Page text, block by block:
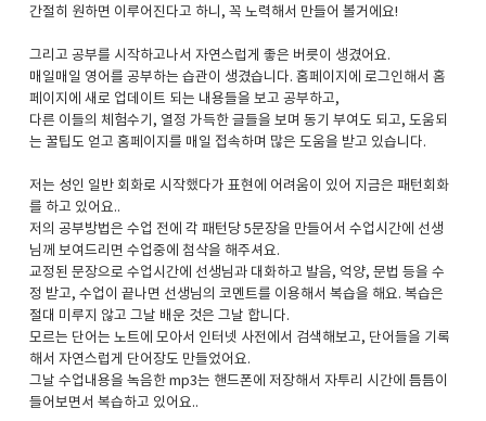
간절히 원하면 이루어진다고 하니, 꼭 노력해서 만들어 볼거에요!
그리고 공부를 시작하고나서 자연스럽게 좋은 버릇이 생겼어요.
매일매일 영어를 공부하는 습관이 생겼습니다. 홈페이지에 로그인해서 홈
페이지에 새로 업데이트 되는 내용들을 보고 공부하고,
다른 이들의 체험수기, 열정 가득한 글들을 보며 동기 부여도 되고, 도움되
는 꿀팁도 얻고 홈페이지를 매일 접속하며 많은 도움을 받고 있습니다.
저는 성인 일반 회화로 시작했다가 표현에 어려움이 있어 지금은 패턴회화
를 하고 있어요..
저의 공부방법은 수업 전에 각 패턴당 5문장을 만들어서 수업시간에 선생
님께 보여드리면 수업중에 첨삭을 해주셔요.
교정된 문장으로 수업시간에 선생님과 대화하고 발음, 억양, 문법 등을 수
정 받고, 수업이 끝나면 선생님의 코멘트를 이용해서 복습을 해요. 복습은
절대 미루지 않고 그날 배운 것은 그날 합니다.
모르는 단어는 노트에 모아서 인터넷 사전에서 검색해보고, 단어들을 기록
해서 자연스럽게 단어장도 만들었어요.
그날 수업내용을 녹음한 mp3는 핸드폰에 저장해서 자투리 시간에 틈틈이
들어보면서 복습하고 있어요..